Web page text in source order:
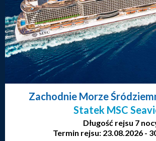
Zachodnie Morze
Statek MSC
Długość rejsu 7
Termin rejsu: 23.08.2026 -